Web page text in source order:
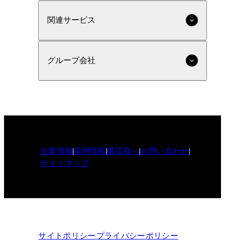
関連サービス
グループ会社
企業情報採用情報書店様へお問い合わせ
サイトマップ
サイトポリシープライバシーポリシー